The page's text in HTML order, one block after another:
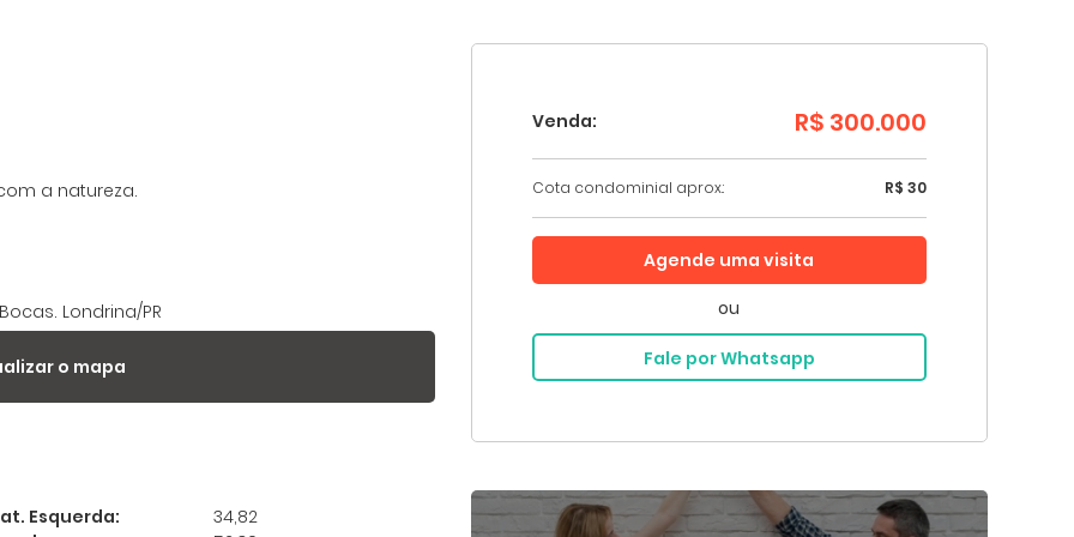
Ligamos Para Você
Digite seu nome e seu telefone que a Imobiliária
seu e-mail para ter acesso aos seus imóveis favoritos:*
a natureza.
Londrina/PR
o mapa
Esquerda:
34,82
Venda: R$ 300.000
Cota condominial aprox.: R$ 30
Agende uma visita
ou
Fale por Whatsapp